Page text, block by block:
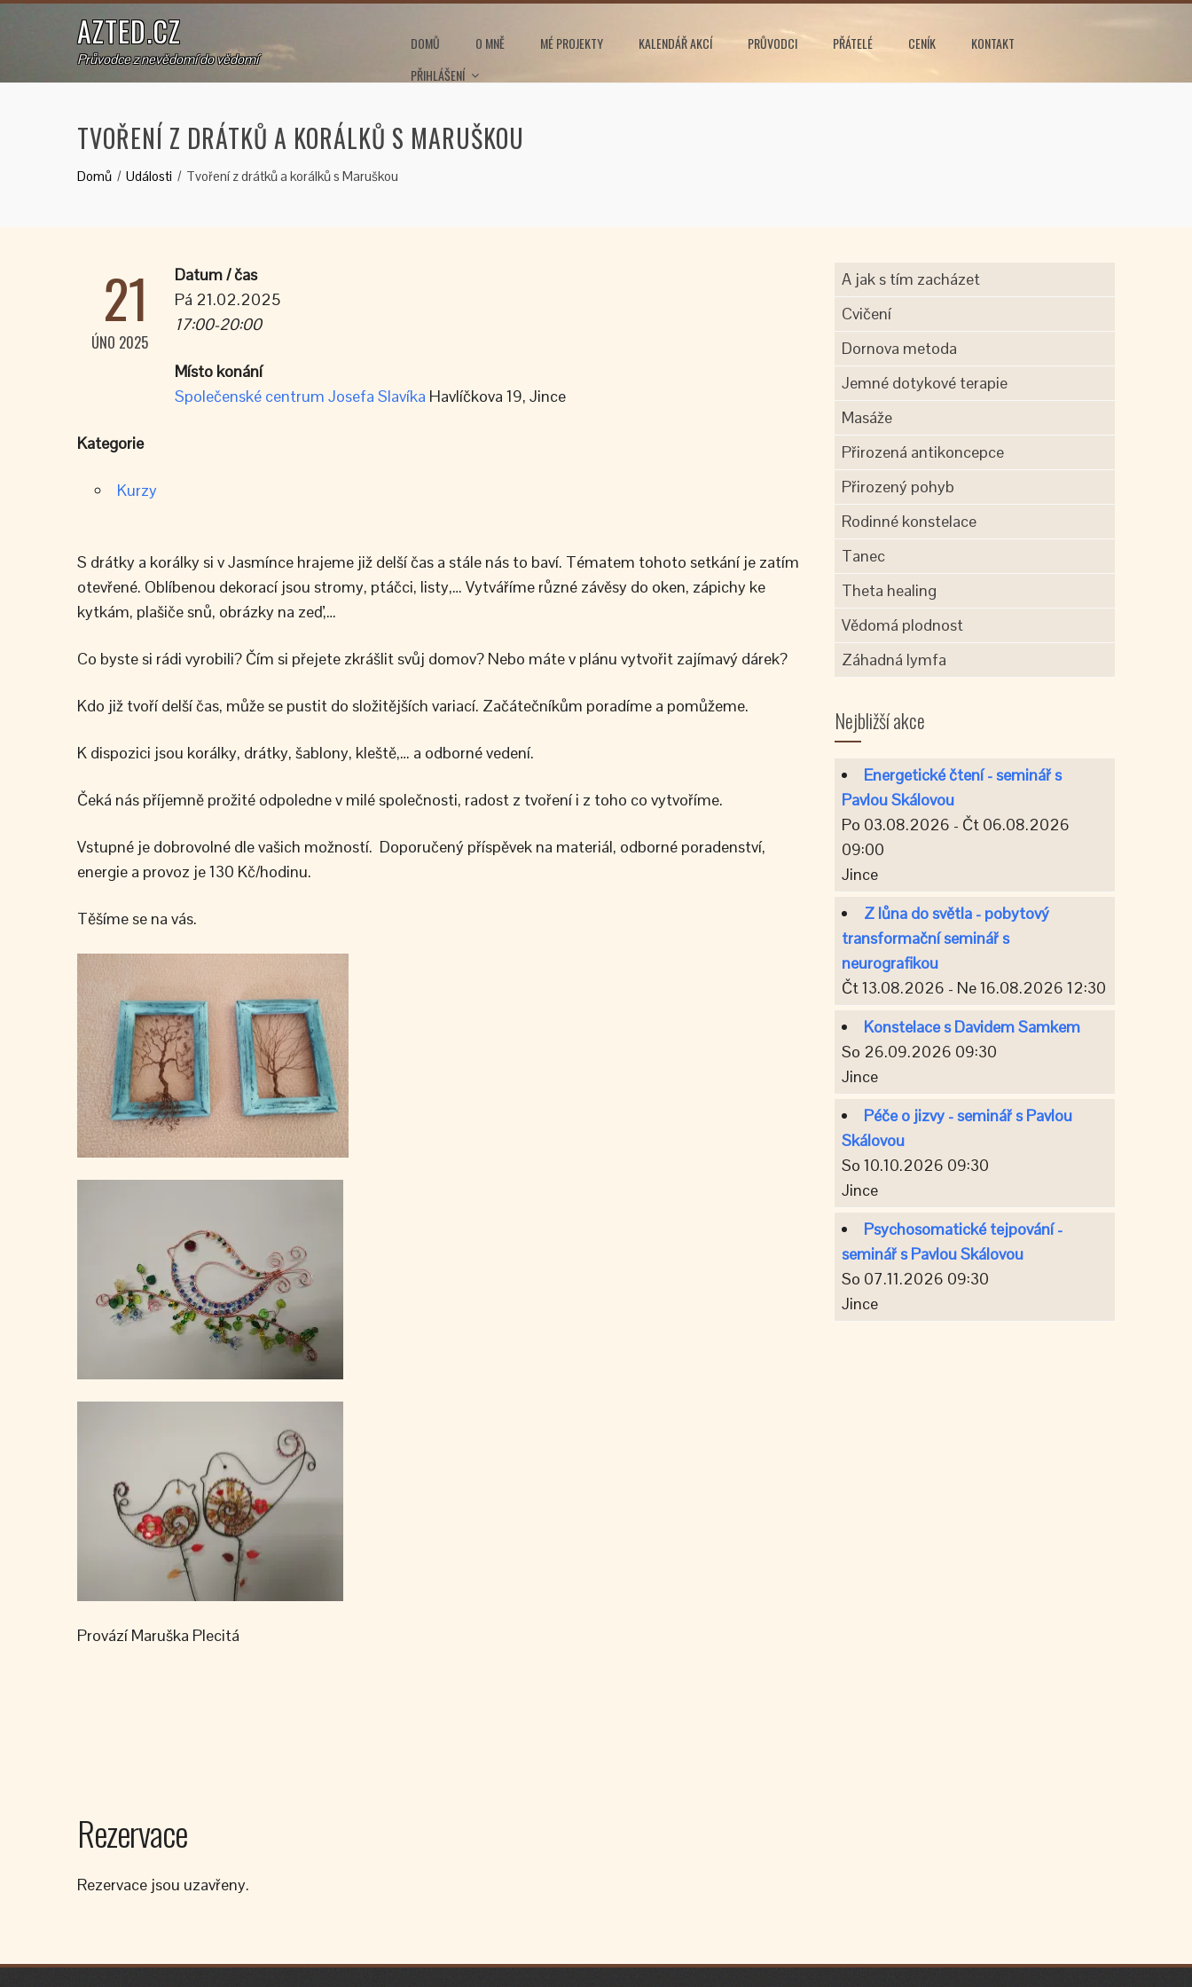
AZTED.CZ
Průvodce z nevědomí do vědomí
DOMŮ O MNĚ MÉ PROJEKTY KALENDÁŘ AKCÍ PRŮVODCI PŘÁTELÉ CENÍK
KONTAKT
PŘIHLÁŠENÍ
TVOŘENÍ Z DRÁTKŮ A KORÁLKŮ S MARUŠKOU
Domů Události Tvoření z drátků a korálků s Maruškou
21
ÚNO 2025
Datum / čas
Pá 21.02.2025
17:00-20:00
Místo konání
Společenské centrum Josefa Slavíka Havlíčkova 19, Jince
Kategorie
Kurzy
S drátky a korálky si v Jasmínce hrajeme již delší čas a stále nás to baví. Tématem tohoto setkání je zatím
otevřené. Oblíbenou dekorací jsou stromy, ptáčci, listy,… Vytváříme různé závěsy do oken, zápichy ke
kytkám, plašiče snů, obrázky na zeď,…
Co byste si rádi vyrobili? Čím si přejete zkrášlit svůj domov? Nebo máte v plánu vytvořit zajímavý dárek?
Kdo již tvoří delší čas, může se pustit do složitějších variací. Začátečníkům poradíme a pomůžeme.
K dispozici jsou korálky, drátky, šablony, kleště,… a odborné vedení.
Čeká nás příjemně prožité odpoledne v milé společnosti, radost z tvoření i z toho co vytvoříme.
Vstupné je dobrovolné dle vašich možností. Doporučený příspěvek na materiál, odborné poradenství,
energie a provoz je 130 Kč/hodinu.
Těšíme se na vás.
Provází Maruška Plecitá
Rezervace
Rezervace jsou uzavřeny.
A jak s tím zacházet
Cvičení
Dornova metoda
Jemné dotykové terapie
Masáže
Přirozená antikoncepce
Přirozený pohyb
Rodinné konstelace
Tanec
Theta healing
Vědomá plodnost
Záhadná lymfa
Nejbližší akce
Energetické čtení - seminář s
Pavlou Skálovou
Po 03.08.2026 - Čt 06.08.2026
09:00
Jince
Z lůna do světla - pobytový
transformační seminář s
neurografikou
Čt 13.08.2026 - Ne 16.08.2026 12:30
Konstelace s Davidem Samkem
So 26.09.2026 09:30
Jince
Péče o jizvy - seminář s Pavlou
Skálovou
So 10.10.2026 09:30
Jince
Psychosomatické tejpování -
seminář s Pavlou Skálovou
So 07.11.2026 09:30
Jince